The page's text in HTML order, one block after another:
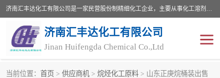
济南汇丰达化工有限公司是一家民营股份制精细化工企业，主要从事化工溶剂、药用辅料、合成中间体等深加工产品的研制开发、生产、销售和进出口贸易。主营产品：环氧丙烷，十二烷基苯，甲基磺酸，磺酸，DMF，DMAC，甘油，苯甲醇，乙酰氯，甲基丙烯酸，甲基丙烯酸甲酯，叔丁醇，异辛酸，二乙烯三胺，一乙，二乙‎，三乙醇胺，原乙酸三甲酯等化工产品及中间体。欢迎各界朋友洽谈咨询业务。
济南汇丰达化工有限公司
Jinan Huifengda Chemical Co.,Ltd
当前位置： 首页 > 供应商机 > 烷烃化工原料 > 山东正庚烷桶装出售